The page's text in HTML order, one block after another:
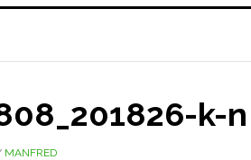
k-n
MANFRED